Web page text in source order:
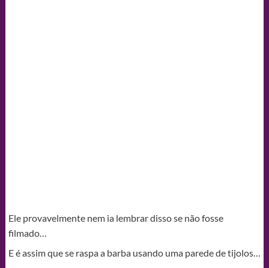
Ele provavelmente nem ia lembrar disso se não fosse
filmado…
E é assim que se raspa a barba usando uma parede de tijolos…